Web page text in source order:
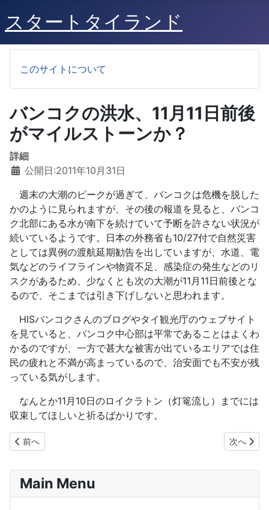
スタートタイランド
このサイトについて
Main Menu
バンコクの洪水、11月11日前後
がマイルストーンか？
詳細
公開日:2011年10月31日
週末の大潮のピークが過ぎて、バンコクは危機を脱した
かのように見られますが、その後の報道を見ると、バンコ
ク北部にある水が南下を続けていて予断を許さない状況が
続いているようです。日本の外務省も10/27付で自然災害
としては異例の渡航延期勧告を出していますが、水道、電
気などのライフラインや物資不足、感染症の発生などのリ
スクがあるため、少なくとも次の大潮が11月11日前後とな
るので、そこまでは引き下げしないと思われます。
HISバンコクさんのブログやタイ観光庁のウェブサイト
を見ていると、バンコク中心部は平常であることはよくわ
かるのですが、一方で甚大な被害が出ているエリアでは住
民の疲れと不満が高まっているので、治安面でも不安が残
っている気がします。
なんとか11月10日のロイクラトン（灯篭流し）までには
収束してほしいと祈るばかりです。
前の記事へ: 「歩くバンコク2013-2014」が発売
前へ 次の記事
次へ